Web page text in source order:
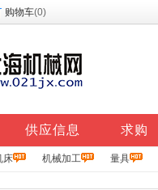
购物车(0)
供应信息 求购
床 机械加工 量具